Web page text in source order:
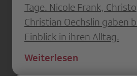
Tage. Nicole Frank,
Christian Oechslin gaben
Einblick in ihren Alltag.
Weiterlesen